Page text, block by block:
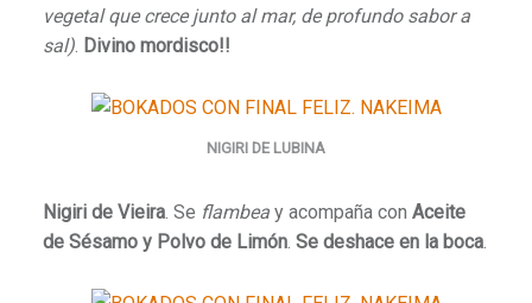
vegetal que crece junto al mar, de profundo sabor a
sal). Divino mordisco!!
NIGIRI DE LUBINA
Nigiri de Vieira. Se flambeay acompaña con Aceite
de Sésamo y Polvo de Limón. Se deshace en la boca.